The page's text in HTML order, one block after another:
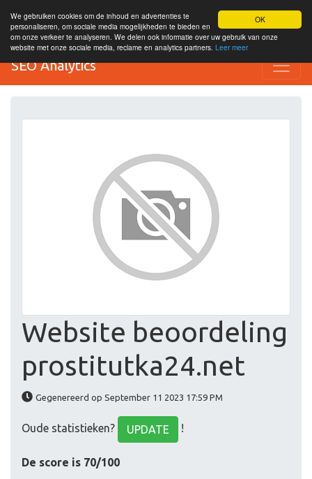
OK
We gebruiken cookies om de inhoud en advertenties te
personaliseren, om sociale media mogelijkheden te bieden en
om onze verkeer te analyseren. We delen ook informatie over uw gebruik van onze
website met onze sociale media, reclame en analytics partners. Leer meer
SEO Analytics
Website beoordeling
prostitutka24.net
Gegenereerd op September 11 2023 17:59 PM
Oude statistieken? UPDATE !
De score is 70/100